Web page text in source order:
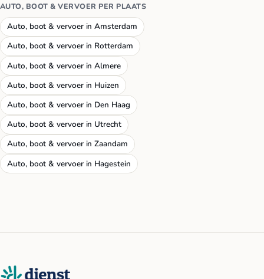
AUTO, BOOT & VERVOER PER PLAATS
Auto, boot & vervoer in Amsterdam
Auto, boot & vervoer in Rotterdam
Auto, boot & vervoer in Almere
Auto, boot & vervoer in Huizen
Auto, boot & vervoer in Den Haag
Auto, boot & vervoer in Utrecht
Auto, boot & vervoer in Zaandam
Auto, boot & vervoer in Hagestein